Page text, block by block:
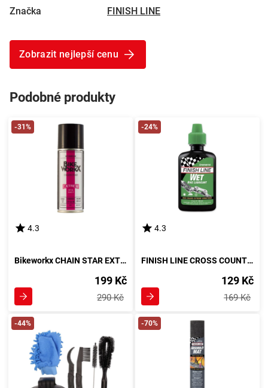
Značka FINISH LINE
Zobrazit nejlepší cenu
Podobné produkty
-31%
4.3
Bikeworkx CHAIN STAR EXTREM 200 ML Dvousložkové mazivo na řetězy
199 Kč
290 Kč
-24%
4.3
FINISH LINE CROSS COUNTRY Kapátko, zelená
129 Kč
169 Kč
-44% -70%